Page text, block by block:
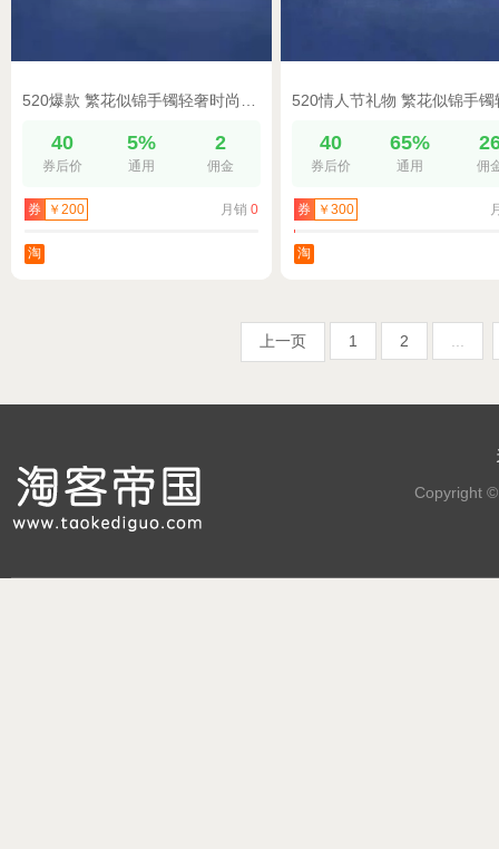
40
券后价
5%
通用
2
佣金
券 ￥200 月销 0
淘
40
券后价
65%
通用 佣
券 ￥300
淘
上一页 1 2
Copyright